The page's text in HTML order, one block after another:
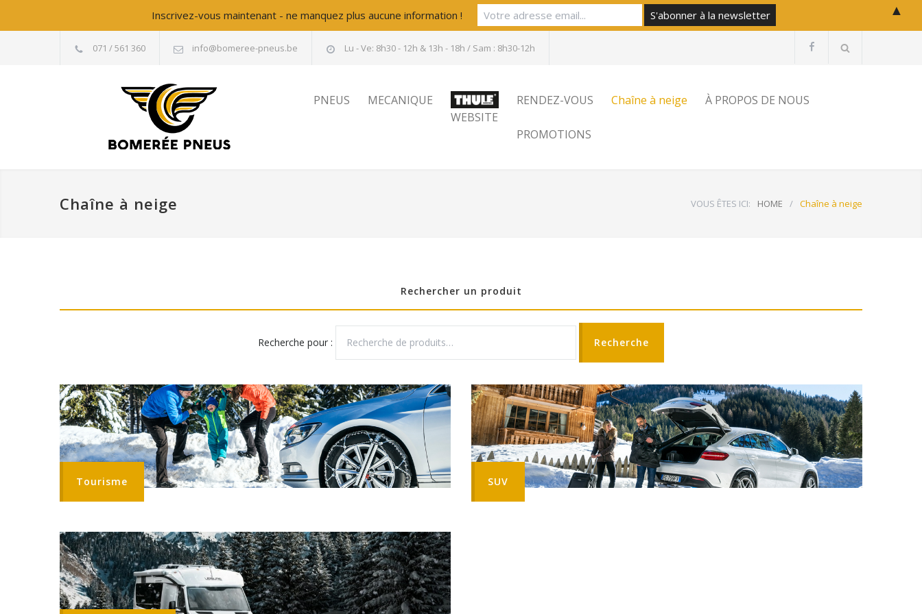
071 / 561 360 info@bomeree-pneus.be Lu - Ve: 8h30 - 12h & 13h - 18h / Sam : 8h30-12h
PNEUS
MECANIQUE
WEBSITE
RENDEZ-VOUS Chaîne à neige À PROPOS DE NOUS
PROMOTIONS
Chaîne à neige VOUS ÊTES ICI: HOME / Chaîne à neige
Rechercher un produit
Recherche pour : Recherche
Tourisme SUV
Inscrivez-vous maintenant - ne manquez plus aucune information ! ▲